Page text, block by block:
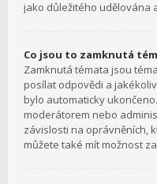
jako důležitého udělována
Co jsou to zamknutá
Zamknutá témata jsou
posílat odpovědi a
bylo automaticky
moderátorem nebo
závislosti na oprávněních,
můžete také mít možnost